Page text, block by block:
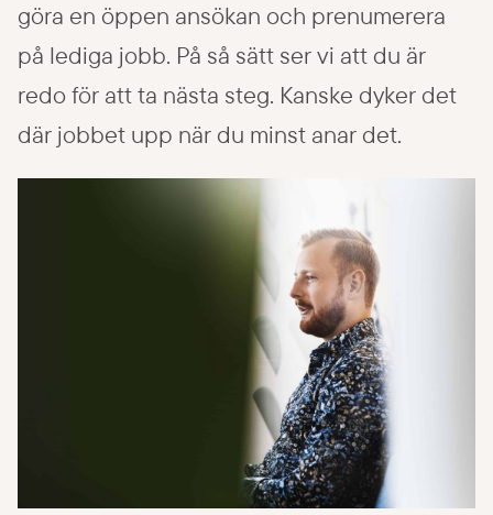
Logga in
göra en öppen ansökan och prenumerera
på lediga jobb. På så sätt ser vi att du är
redo för att ta nästa steg. Kanske dyker det
där jobbet upp när du minst anar det.